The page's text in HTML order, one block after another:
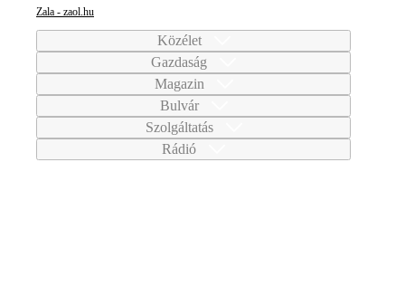
Zala - zaol.hu
Közélet
Gazdaság
Magazin
Bulvár
Szolgáltatás
Rádió